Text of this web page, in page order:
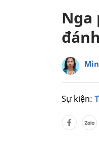
Nga
Sự kiện: